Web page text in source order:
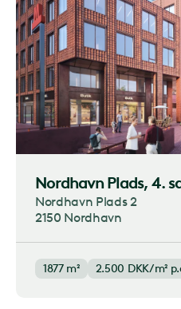
Nordhavn Plads, 4.
Nordhavn Plads 2
2150 Nordhavn
1877 m² 2.500 DKK/m²